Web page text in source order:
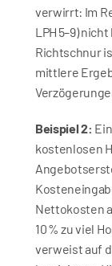
verwirrt: Im
LPH 5–9)
Richtschnur
mittlere
Beispiel 2:
kostenlosen
Nettokosten
10 % zu viel
verweist auf